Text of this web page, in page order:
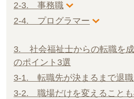
2-3. 事務職
2-4. プログラマー
3. 社会福祉士からの転職を
のポイント3選
3-1. 転職先が決まるまで退
3-2. 職場だけを変えることも